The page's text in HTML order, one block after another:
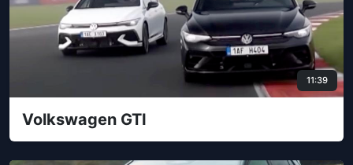
11:39
Volkswagen GTI